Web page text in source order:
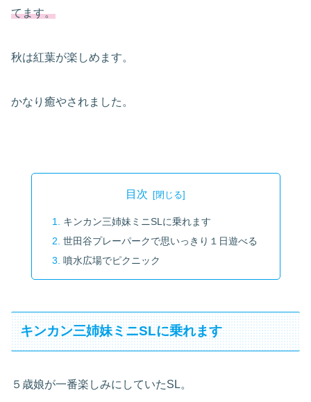
てます。
秋は紅葉が楽しめます。
かなり癒やされました。
目次
キンカン三姉妹ミニSLに乗れます
世田谷プレーパークで思いっきり１日遊べる
噴水広場でピクニック
キンカン三姉妹ミニSLに乗れます
５歳娘が一番楽しみにしていたSL。